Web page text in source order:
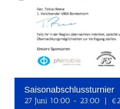
Saisonabschlussturnier
27 Juni 10:00 - 23:00 |